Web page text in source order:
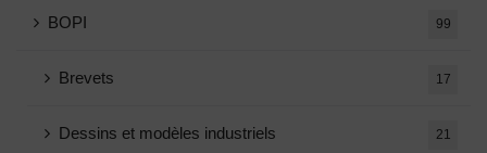
BOPI 99
Brevets 17
Dessins et modèles industriels 21